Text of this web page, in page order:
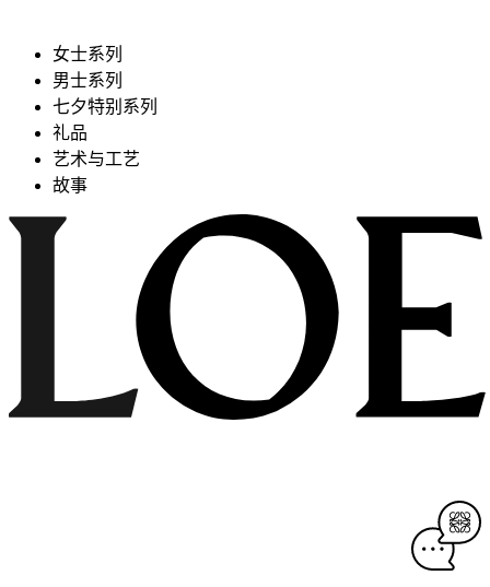
女士系列
男士系列
七夕特别系列
礼品
艺术与工艺
故事